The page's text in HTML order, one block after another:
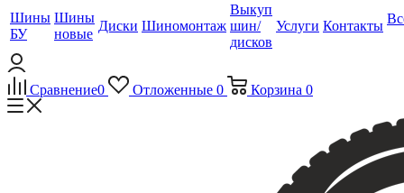
Шины
БУ
Шины
новые
Диски Шиномонтаж
Выкуп
шин/
дисков
Услуги Контакты
Сравнение0 Отложенные 0 Корзина 0